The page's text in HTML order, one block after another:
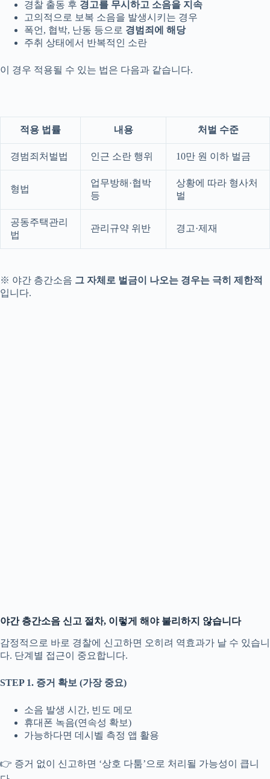
경찰 출동 후 경고를 무시하고 소음을 지속
고의적으로 보복 소음을 발생시키는 경우
폭언, 협박, 난동 등으로 경범죄에 해당
주취 상태에서 반복적인 소란
이 경우 적용될 수 있는 법은 다음과 같습니다.
적용 법률 내용 처벌 수준
경범죄처벌법 인근 소란 행위 10만 원 이하 벌금
형법
업무방해·협박
등
상황에 따라 형사처
벌
공동주택관리
법
관리규약 위반 경고·제재
※ 야간 층간소음 그 자체로 벌금이 나오는 경우는 극히 제한적
입니다.
야간 층간소음 신고 절차, 이렇게 해야 불리하지 않습니다
감정적으로 바로 경찰에 신고하면 오히려 역효과가 날 수 있습니
다. 단계별 접근이 중요합니다.
STEP 1. 증거 확보 (가장 중요)
소음 발생 시간, 빈도 메모
휴대폰 녹음(연속성 확보)
가능하다면 데시벨 측정 앱 활용
👉 증거 없이 신고하면 ‘상호 다툼’으로 처리될 가능성이 큽니